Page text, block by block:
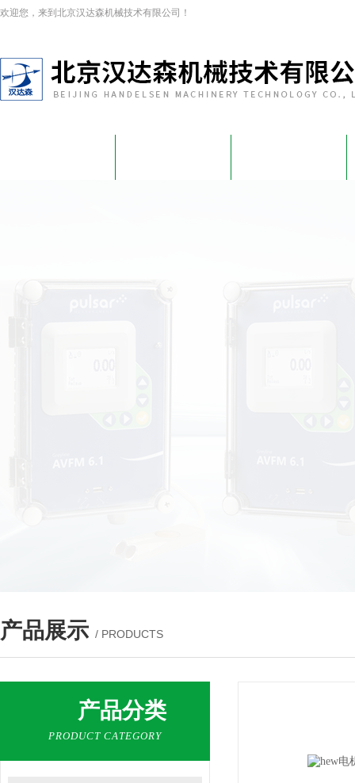
欢迎您，来到北京汉达森机械技术有限公司！
产品展示 / PRODUCTS
产品分类
PRODUCT CATEGORY